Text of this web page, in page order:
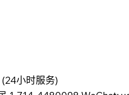
小时服务)